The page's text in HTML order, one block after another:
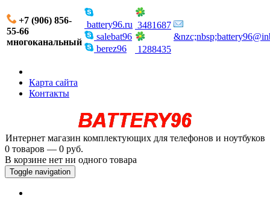
+7 (906) 856-
55-66
многоканальный
battery96.ru
salebat96
berez96
3481687
1288435
Карта сайта
Контакты
Интернет магазин комплектующих для телефонов и ноутбуков
0 товаров — 0 руб.
В корзине нет ни одного товара
Toggle navigation